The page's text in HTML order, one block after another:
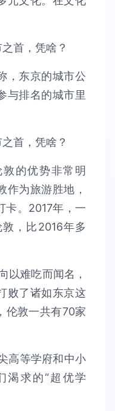
，东京的城市公
与排名的城市里
的优势非常明
作为旅游胜地，
卡。2017年，一
，比2016年多
以难吃而闻名，
败了诸如东京这
伦敦一共有70家
高等学府和中小
渴求的“超优学